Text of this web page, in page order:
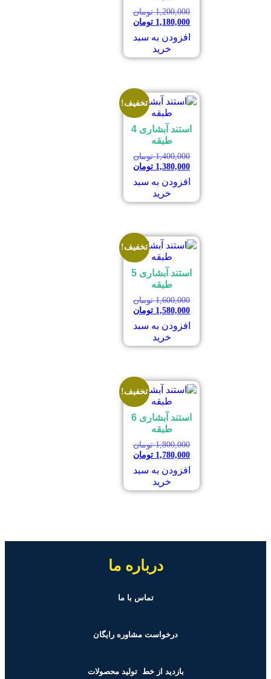
1,200,000 تومان
1,180,000 تومان
افزودن به سبد
خرید
تخفیف!
استند آبشاری 4
طبقه
1,400,000 تومان
1,380,000 تومان
افزودن به سبد
خرید
تخفیف!
استند آبشاری 5
طبقه
1,600,000 تومان
1,580,000 تومان
افزودن به سبد
خرید
تخفیف!
استند آبشاری 6
طبقه
1,800,000 تومان
1,780,000 تومان
افزودن به سبد
خرید
درباره ما
تماس با ما
درخواست مشاوره رایگان
بازدید از خط تولیدمحصولات